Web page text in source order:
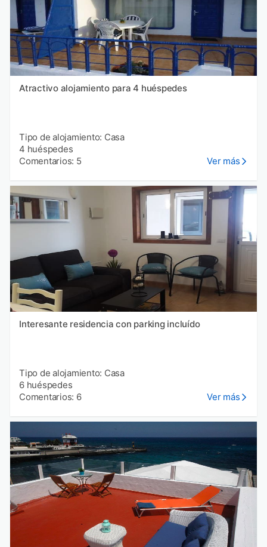
Atractivo alojamiento para 4 huéspedes
Tipo de alojamiento: Casa
4 huéspedes
Comentarios: 5
Ver más
Interesante residencia con parking incluído
Tipo de alojamiento: Casa
6 huéspedes
Comentarios: 6
Ver más